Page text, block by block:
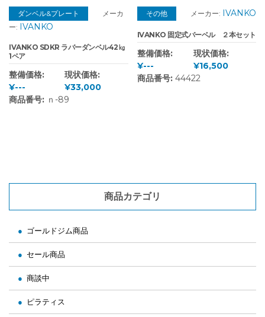
ダンベル&プレート
メーカ
ー: IVANKO
IVANKO SDKR ラバーダンベル42㎏
1ペア
整備価格:
¥---
現状価格:
¥33,000
商品番号: ｎ-89
その他 メーカー: IVANKO
IVANKO 固定式バーベル ２本セット
整備価格:
¥---
現状価格:
¥16,500
商品番号:44422
商品カテゴリ
ゴールドジム商品
セール商品
商談中
ピラティス